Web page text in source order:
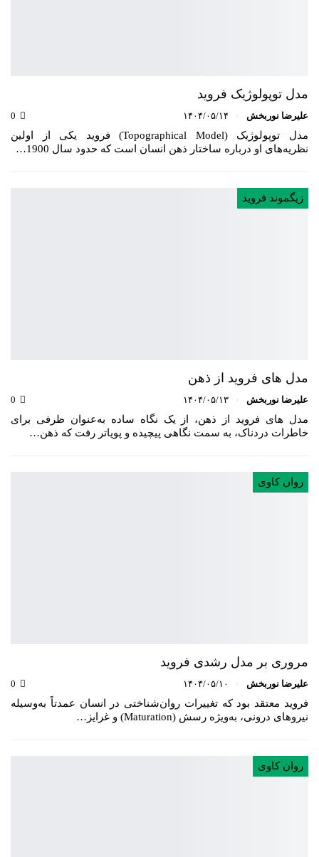
مدل توپولوژیک فروید
علیرضا نوربخش ۱۴۰۴/۰۵/۱۴
مدل توپولوژیک (Topographical Model) فروید یکی از اولین
نظریه‌های او درباره ساختار ذهن انسان است که حدود سال 1900…
زیگموند فروید
مدل های فروید از ذهن
علیرضا نوربخش ۱۴۰۴/۰۵/۱۳
مدل های فروید از ذهن، از یک نگاه ساده‌ به‌عنوان ظرفی برای
خاطرات دردناک، به سمت نگاهی پیچیده‌ و پویاتر رفت که ذهن…
روان کاوی
مروری بر مدل رشدی فروید
علیرضا نوربخش ۱۴۰۴/۰۵/۱۰
فروید معتقد بود که تغییرات روان‌شناختی در انسان عمدتاً به‌وسیله
نیروهای درونی، به‌ویژه رسش (Maturation) و غرایز…
روان کاوی